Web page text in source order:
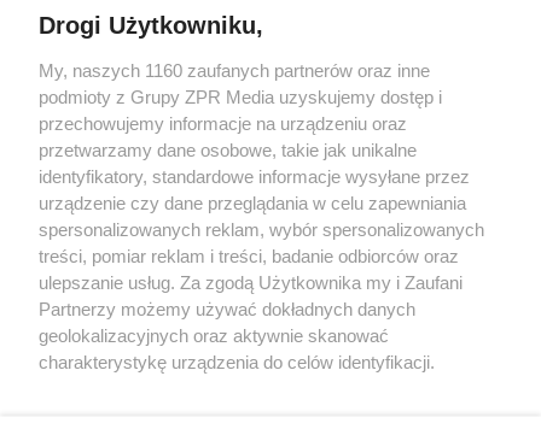
Żaden utwór zamieszczony w serwisie nie może być powielany i
rozpowszechniany lub dalej rozpowszechniany w jakikolwiek sposób (w
tym także elektroniczny lub mechaniczny) na jakimkolwiek polu
eksploatacji w jakiejkolwiek formie, włącznie z umieszczaniem w
Internecie bez pisemnej zgody właściciela praw. Jakiekolwiek użycie lub
wykorzystanie utworów w całości lub w części z naruszeniem prawa,
tzn. bez właściwej zgody, jest zabronione pod groźbą kary i może być
ścigane prawnie.
Drogi Użytkowniku,
My, naszych 1160 zaufanych partnerów oraz inne
podmioty z Grupy ZPR Media uzyskujemy dostęp i
przechowujemy informacje na urządzeniu oraz
przetwarzamy dane osobowe, takie jak unikalne
identyfikatory, standardowe informacje wysyłane przez
urządzenie czy dane przeglądania w celu zapewniania
spersonalizowanych reklam, wybór spersonalizowanych
treści, pomiar reklam i treści, badanie odbiorców oraz
ulepszanie usług. Za zgodą Użytkownika my i Zaufani
Partnerzy możemy używać dokładnych danych
geolokalizacyjnych oraz aktywnie skanować
charakterystykę urządzenia do celów identyfikacji.